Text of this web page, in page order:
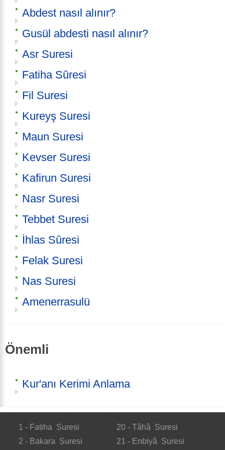
Abdest nasıl alınır?
Gusül abdesti nasıl alınır?
Asr Suresi
Fatiha Sûresi
Fil Suresi
Kureyş Suresi
Maun Suresi
Kevser Suresi
Kafirun Suresi
Nasr Suresi
Tebbet Suresi
İhlas Sûresi
Felak Suresi
Nas Suresi
Amenerrasulü
Önemli
Kur'anı Kerimi Anlama
1 - Fatiha Suresi
2 - Bakara Suresi
20 - Tâhâ Suresi
21 - Enbiyâ Suresi